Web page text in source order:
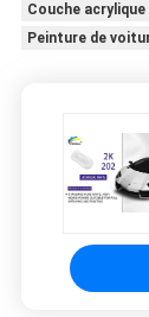
Couche
Peinture de